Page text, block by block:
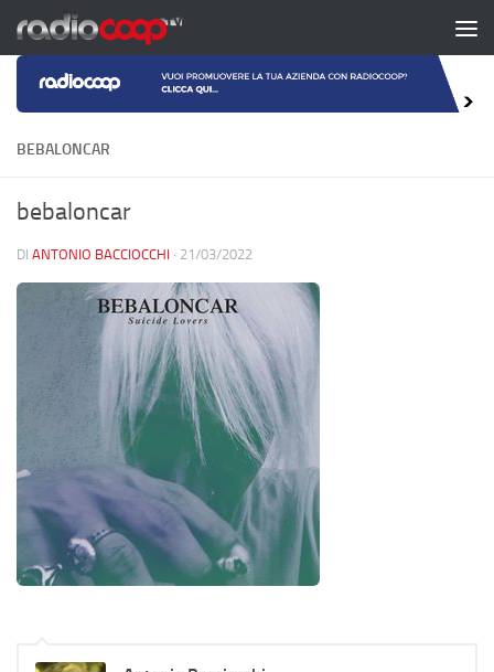
Salta al contenuto
BEBALONCAR
bebaloncar
DI ANTONIO BACCIOCCHI · 21/03/2022